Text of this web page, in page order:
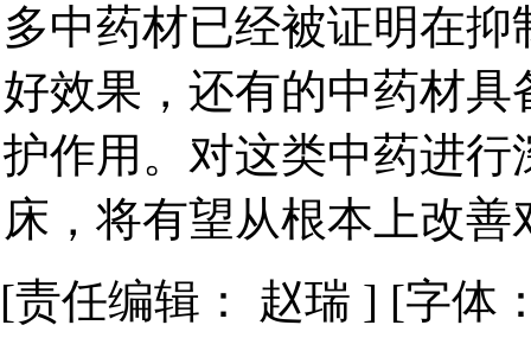
多中药材已经被证明在
好效果，还有的中药材
护作用。对这类中药进
床，将有望从根本上改
[责任编辑： 赵瑞 ] [字体